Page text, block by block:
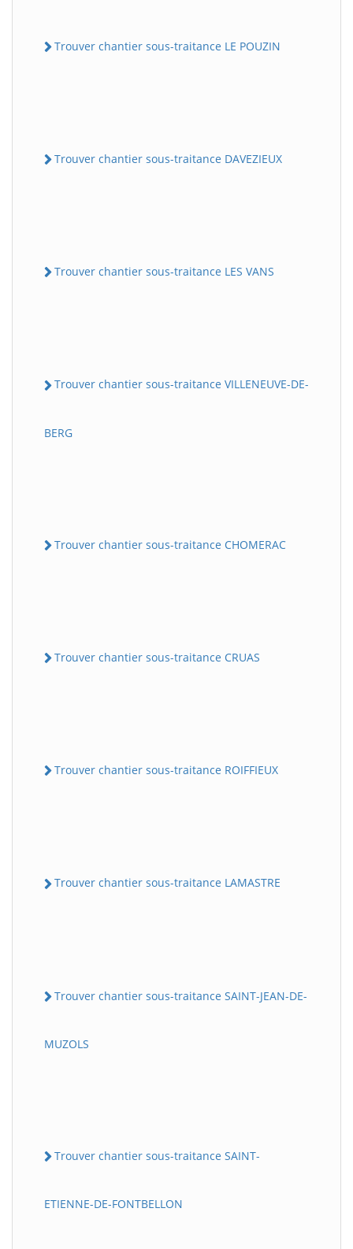
Trouver chantier sous-traitance LE POUZIN
Trouver chantier sous-traitance DAVEZIEUX
Trouver chantier sous-traitance LES VANS
Trouver chantier sous-traitance VILLENEUVE-DE-
BERG
Trouver chantier sous-traitance CHOMERAC
Trouver chantier sous-traitance CRUAS
Trouver chantier sous-traitance ROIFFIEUX
Trouver chantier sous-traitance LAMASTRE
Trouver chantier sous-traitance SAINT-JEAN-DE-
MUZOLS
Trouver chantier sous-traitance SAINT-
ETIENNE-DE-FONTBELLON